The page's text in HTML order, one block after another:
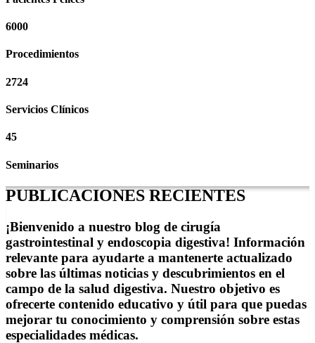
6000
Procedimientos
2724
Servicios Clínicos
45
Seminarios
PUBLICACIONESRECIENTES
¡Bienvenido a nuestro blog de cirugía
gastrointestinal y endoscopia digestiva! Información
relevante para ayudarte a mantenerte actualizado
sobre las últimas noticias y descubrimientos en el
campo de la salud digestiva. Nuestro objetivo es
ofrecerte contenido educativo y útil para que puedas
mejorar tu conocimiento y comprensión sobre estas
especialidades médicas.